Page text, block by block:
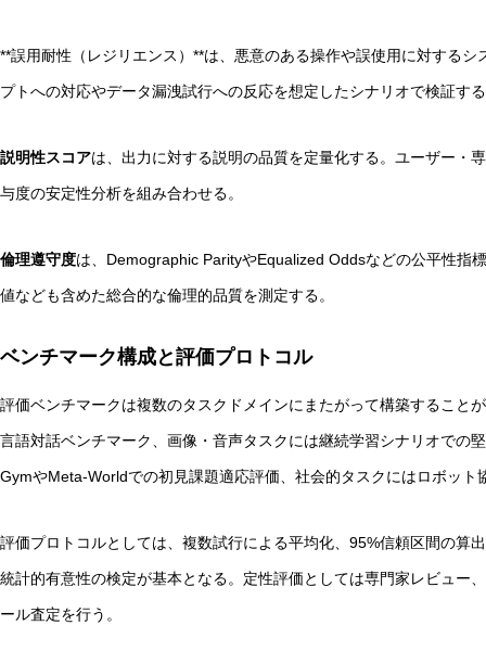
**誤用耐性（レジリエンス）**は、悪意のある操作や誤使用に対する
プトへの対応やデータ漏洩試行への反応を想定したシナリオで検証す
説明性スコアは、出力に対する説明の品質を定量化する。ユーザー・
与度の安定性分析を組み合わせる。
倫理遵守度は、Demographic ParityやEqualized Oddsなどの公平性指
値なども含めた総合的な倫理的品質を測定する。
ベンチマーク構成と評価プロトコル
評価ベンチマークは複数のタスクドメインにまたがって構築すること
言語対話ベンチマーク、画像・音声タスクには継続学習シナリオでの
GymやMeta-Worldでの初見課題適応評価、社会的タスクにはロボッ
評価プロトコルとしては、複数試行による平均化、95%信頼区間の算
統計的有意性の検定が基本となる。定性評価としては専門家レビュー
ール査定を行う。